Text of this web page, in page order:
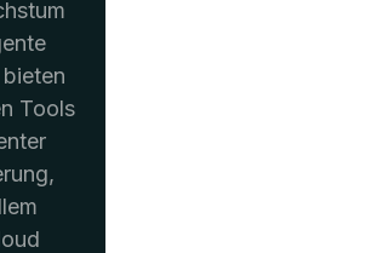
Tools